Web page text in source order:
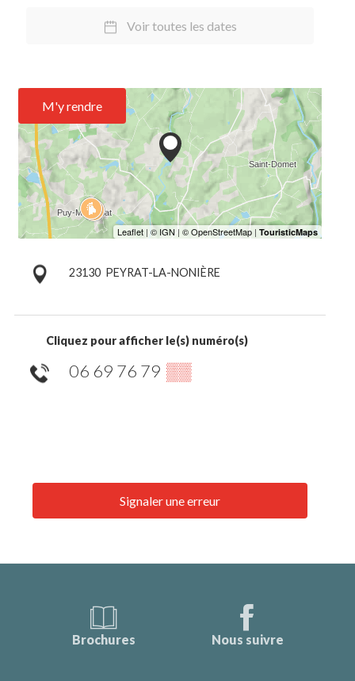
Voir toutes les dates
M'y rendre
23130 PEYRAT-LA-NONIÈRE
Cliquez pour afficher le(s) numéro(s)
06 69 76 79 ▒▒
Signaler une erreur
Brochures Nous suivre